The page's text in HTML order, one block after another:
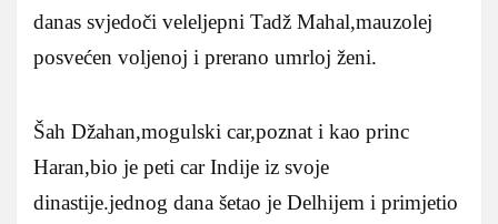
danas svjedoči veleljepni Tadž Mahal,mauzolej
posvećen voljenoj i prerano umrloj ženi.
Šah Džahan,mogulski car,poznat i kao princ
Haran,bio je peti car Indije iz svoje
dinastije.jednog dana šetao je Delhijem i primjetio